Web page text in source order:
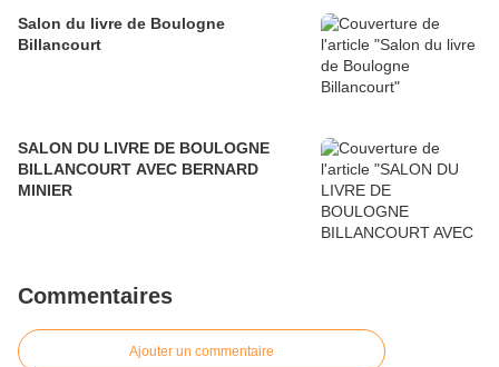
Salon du livre de Boulogne
Billancourt
SALON DU LIVRE DE BOULOGNE
BILLANCOURT AVEC BERNARD
MINIER
Commentaires
Ajouter un commentaire